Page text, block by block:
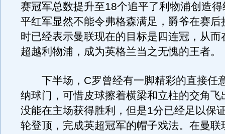
赛冠军总数提升至18个追平了利物浦创造
平红军显然不能令弗格森满足，爵爷在赛后
时已经表示曼联现在的目标是四连冠，从而
超越利物浦，成为英格兰当之无愧的王者。
下半场，C罗曾经有一脚精彩的直接任
纳球门，可惜皮球擦着横梁和立柱的交角飞
没能在主场获得胜利，但是1分已经足以保
轮登顶，完成英超冠军的帽子戏法。在曼联